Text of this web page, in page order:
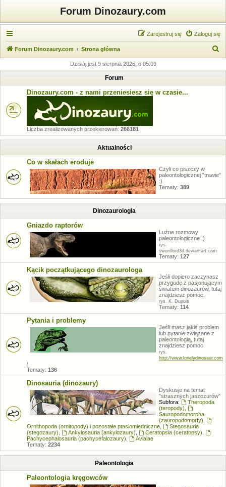
Forum Dinozaury.com
Zaloguj się
Zarejestruj się
Forum Dinozaury.com Strona główna
k
Dzisiaj jest 9 sierpnia 2026, o 05:09
Forum
Dinozaury.com - z nami przeniesiesz się w czasie...
Liczba zrealizowanych przekierowań: 266181
Aktualności
Co w skałach eroduje
Czyli co piszczy w
paleontologicznej "trawie"
:)
Tematy: 389
Dinozaurologia
Gniazdo raptorów
Luźne rozmowy
paleontologiczne :)
rys.
swordlord3d.deviantart.com
Tematy: 127
Kącik początkującego dinozaurologa
Jeśli dopiero zaczynasz
przygodę z pasjonującym
światem dinozaurów, tutaj
znajdziesz pomoc.
rys. K. Dupuis
Tematy: 114
Pytania i problemy
Jeśli masz jakiś problem
lub pytanie związane z
paleontologią, tutaj
znajdziesz pomoc.
rys.
http://www.lonelydinosaur.com
/
Tematy: 136
Dinosauria (dinozaury)
Dyskusje na temat
"strasznych jaszczurów"
Subfora:
Theropoda
(teropody)
Sauropodomorpha
(zauropodomorfy)
Ornithopoda (ornitopody) i pozostałe ptasiomiedniczne
Stegosauria
(stegozaury)
Ankylosauria (ankylozaury) Ceratopsia (ceratopsy)
Pachycephalosauria (pachycefalozaury)
Avialae
Tematy: 2234
Paleontologia
Paleontologia kręgowców